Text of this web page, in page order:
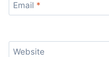
Email *
Website